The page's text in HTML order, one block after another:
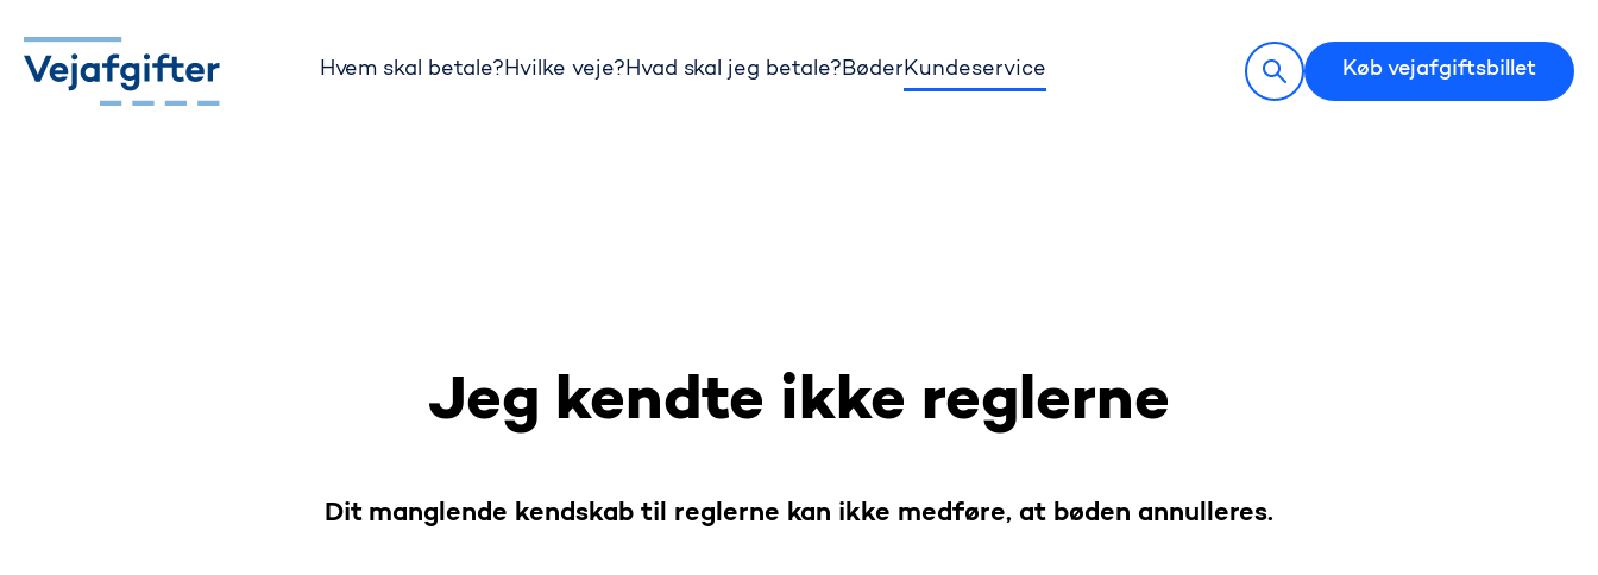
Hvem skal betale?Hvilke veje?Hvad skal jeg betale?BøderKundeservice Køb vejafgiftsbillet
Jeg kendte ikke reglerne
Dit manglende kendskab til reglerne kan ikke medføre, at bøden annulleres.